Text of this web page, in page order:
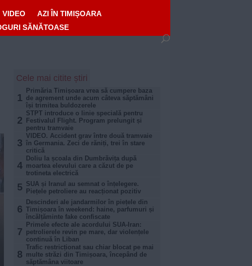
VIDEO
AZI ÎN TIMIȘOARA
SĂNĂTOASE
Cele mai citite știri
1
Primăria Timișoara vrea să cumpere baza
de agrement unde acum câteva săptămâni
își trimitea buldozerele
2
STPT introduce o linie specială pentru
Festivalul Flight. Program prelungit și
pentru tramvaie
3
VIDEO. Accident grav între două tramvaie
în Germania. Zeci de răniți, trei în stare
critică
4
Doliu la școala din Dumbrăvița după
moartea elevului care a căzut de pe
trotineta electrică
5 SUA și Iranul au semnat o înțelegere.
Piețele petroliere au reacționat pozitiv
6
Descinderi ale jandarmilor în piețele din
Timișoara în weekend: haine, parfumuri și
încălțăminte fake confiscate
7
Primele efecte ale acordului SUA-Iran:
petrolierele revin pe mare, dar violențele
continuă în Liban
8
Trafic restricționat sau chiar blocat pe mai
multe străzi din Timișoara, începând de
săptămâna viitoare